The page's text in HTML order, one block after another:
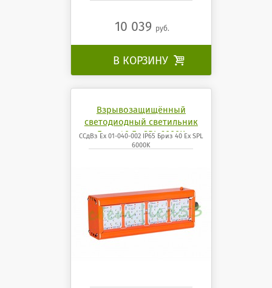
10 039 руб.
В КОРЗИНУ 
Взрывозащищённый
светодиодный светильник
Бриз 40 Ех SPL 6000K
ССдВз Ех 01-040-002 IP65 Бриз 40 Ех SPL
6000K